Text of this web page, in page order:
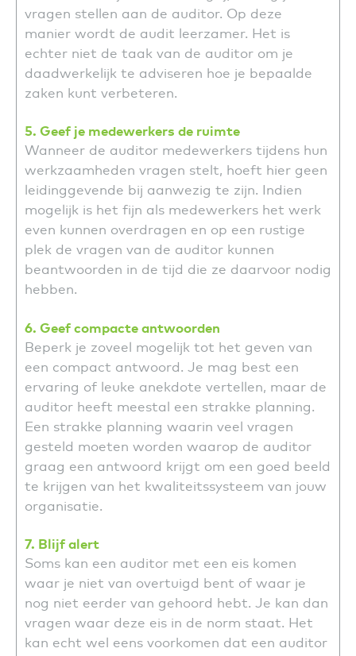
vragen stellen aan de auditor. Op deze
manier wordt de audit leerzamer. Het is
echter niet de taak van de auditor om je
daadwerkelijk te adviseren hoe je bepaalde
zaken kunt verbeteren.
5. Geef je medewerkers de ruimte
Wanneer de auditor medewerkers tijdens hun
werkzaamheden vragen stelt, hoeft hier geen
leidinggevende bij aanwezig te zijn. Indien
mogelijk is het fijn als medewerkers het werk
even kunnen overdragen en op een rustige
plek de vragen van de auditor kunnen
beantwoorden in de tijd die ze daarvoor nodig
hebben.
6. Geef compacte antwoorden
Beperk je zoveel mogelijk tot het geven van
een compact antwoord. Je mag best een
ervaring of leuke anekdote vertellen, maar de
auditor heeft meestal een strakke planning.
Een strakke planning waarin veel vragen
gesteld moeten worden waarop de auditor
graag een antwoord krijgt om een goed beeld
te krijgen van het kwaliteitssysteem van jouw
organisatie.
7. Blijf alert
Soms kan een auditor met een eis komen
waar je niet van overtuigd bent of waar je
nog niet eerder van gehoord hebt. Je kan dan
vragen waar deze eis in de norm staat. Het
kan echt wel eens voorkomen dat een auditor